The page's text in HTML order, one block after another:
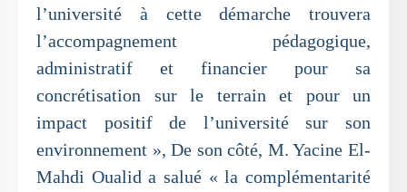
l’université à cette démarche trouvera
l’accompagnement pédagogique,
administratif et financier pour sa
concrétisation sur le terrain et pour un
impact positif de l’université sur son
environnement », De son côté, M. Yacine El-
Mahdi Oualid a salué « la complémentarité